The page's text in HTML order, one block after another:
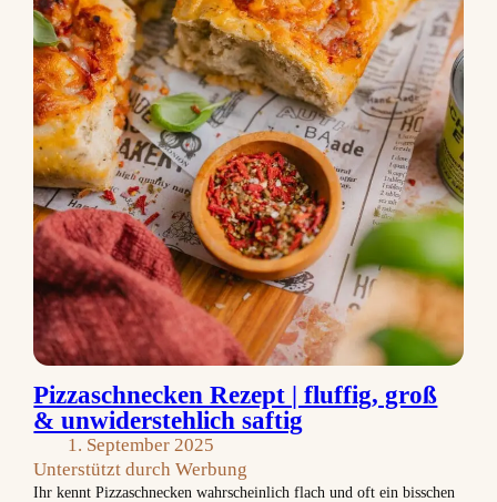
Pizzaschnecken Rezept | fluffig, groß
& unwiderstehlich saftig
1. September 2025
Unterstützt durch Werbung
Ihr kennt Pizzaschnecken wahrscheinlich flach und oft ein bisschen